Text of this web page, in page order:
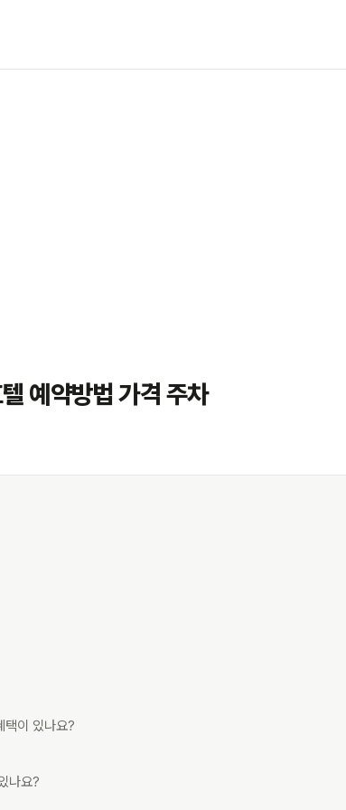
예약방법 가격 주차
택이 있나요?
나요?